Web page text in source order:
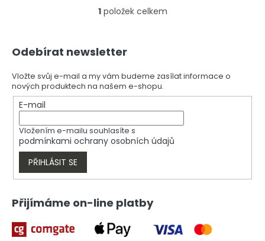
O
a
c
í
v
k
s
1položek celkem
Odebírat newsletter
Vložte svůj e-mail a my vám budeme zasílat informace o
nových produktech na našem e-shopu.
E-mail
Vložením e-mailu souhlasíte s
podmínkami ochrany osobních údajů
PŘIHLÁSIT SE
Přijímáme on-line platby